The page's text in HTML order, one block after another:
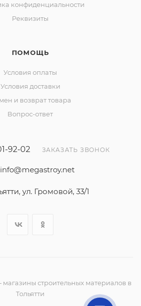
конфиденциальности
Реквизиты
ПОМОЩЬ
Условия оплаты
Условия доставки
и возврат товара
Вопрос-ответ
92-02 ЗАКАЗАТЬ ЗВОНОК
info@megastroy.net
ул. Громовой, 33/1
строительных материалов в
Тольятти